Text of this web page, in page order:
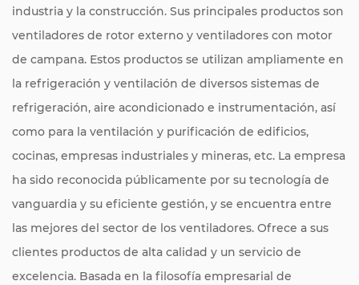
industria y la construcción. Sus principales productos son
ventiladores de rotor externo y ventiladores con motor
de campana. Estos productos se utilizan ampliamente en
la refrigeración y ventilación de diversos sistemas de
refrigeración, aire acondicionado e instrumentación, así
como para la ventilación y purificación de edificios,
cocinas, empresas industriales y mineras, etc. La empresa
ha sido reconocida públicamente por su tecnología de
vanguardia y su eficiente gestión, y se encuentra entre
las mejores del sector de los ventiladores. Ofrece a sus
clientes productos de alta calidad y un servicio de
excelencia. Basada en la filosofía empresarial de